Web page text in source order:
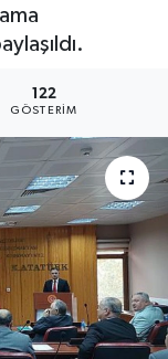
122
GÖSTERIM